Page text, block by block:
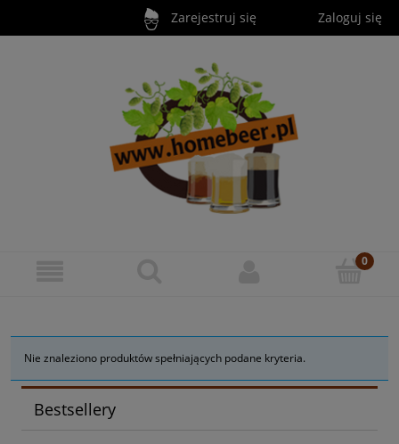
Zarejestruj się Zaloguj się
Nie znaleziono produktów spełniających podane kryteria.
Bestsellery